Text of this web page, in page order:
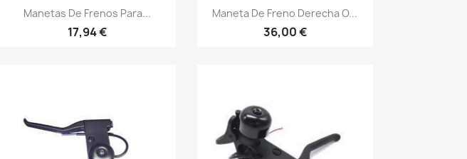
Vista rápida
Manetas De Frenos Para...
17,94 €
Vista rápida
Maneta De Freno Derecha O...
36,00 €